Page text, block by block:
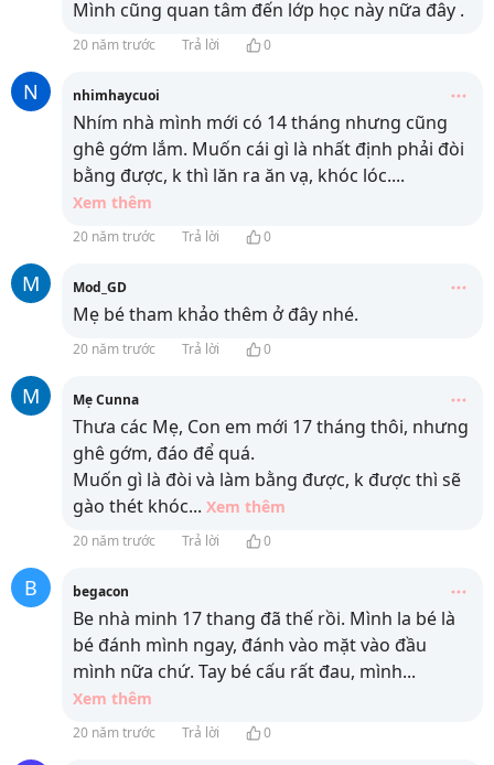
Mình cũng quan tâm đến lớp học này nữa đây .
20 năm trước Trả lời 0
N nhimhaycuoi
Nhím nhà mình mới có 14 tháng nhưng cũng
ghê gớm lắm. Muốn cái gì là nhất định phải đòi
bằng được, k thì lăn ra ăn vạ, khóc lóc....
Xem thêm
20 năm trước Trả lời 0
M Mod_GD
Mẹ bé tham khảo thêm ở đây nhé.
20 năm trước Trả lời 0
M Mẹ Cunna
Thưa các Mẹ, Con em mới 17 tháng thôi, nhưng
ghê gớm, đáo để quá.
Muốn gì là đòi và làm bằng được, k được thì sẽ
gào thét khóc... Xem thêm
20 năm trước Trả lời 0
B begacon
Be nhà minh 17 thang đã thế rồi. Mình la bé là
bé đánh mình ngay, đánh vào mặt vào đầu
mình nữa chứ. Tay bé cấu rất đau, mình...
Xem thêm
20 năm trước Trả lời 0